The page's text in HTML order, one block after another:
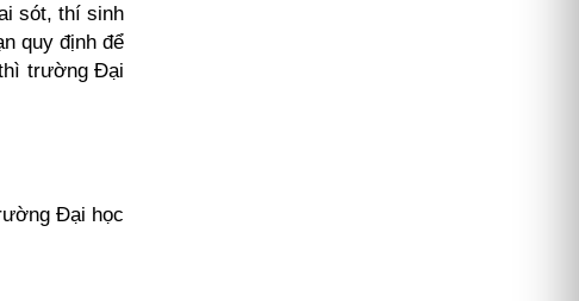
sót, thí sinh
quy định để
trường Đại
Đại học